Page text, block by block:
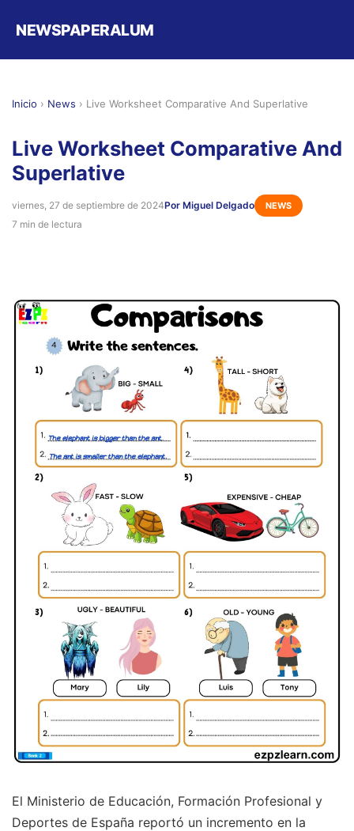
NEWSPAPERALUM
Inicio › News › Live Worksheet Comparative And Superlative
Live Worksheet Comparative And
Superlative
viernes, 27 de septiembre de 2024Por Miguel Delgado NEWS
7 min de lectura
El Ministerio de Educación, Formación Profesional y
Deportes de España reportó un incremento en la